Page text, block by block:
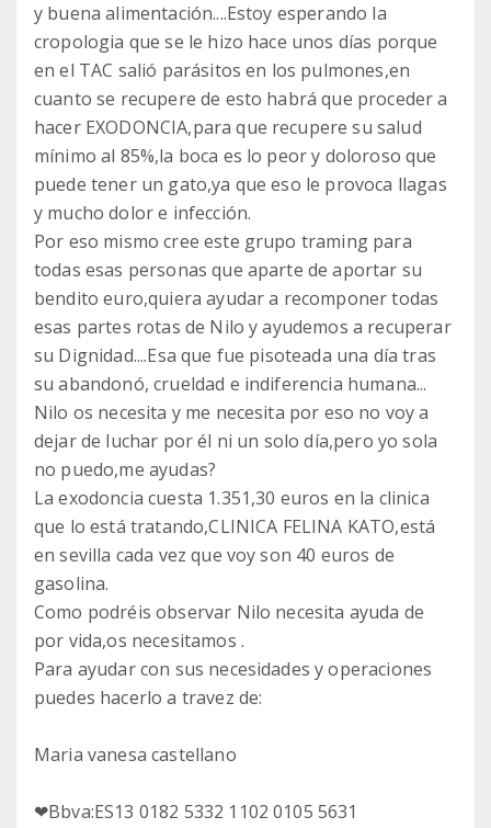
y buena alimentación....Estoy esperando la
cropologia que se le hizo hace unos días porque
en el TAC salió parásitos en los pulmones,en
cuanto se recupere de esto habrá que proceder a
hacer EXODONCIA,para que recupere su salud
mínimo al 85%,la boca es lo peor y doloroso que
puede tener un gato,ya que eso le provoca llagas
y mucho dolor e infección.
Por eso mismo cree este grupo traming para
todas esas personas que aparte de aportar su
bendito euro,quiera ayudar a recomponer todas
esas partes rotas de Nilo y ayudemos a recuperar
su Dignidad....Esa que fue pisoteada una día tras
su abandonó, crueldad e indiferencia humana...
Nilo os necesita y me necesita por eso no voy a
dejar de luchar por él ni un solo día,pero yo sola
no puedo,me ayudas?
La exodoncia cuesta 1.351,30 euros en la clinica
que lo está tratando,CLINICA FELINA KATO,está
en sevilla cada vez que voy son 40 euros de
gasolina.
Como podréis observar Nilo necesita ayuda de
por vida,os necesitamos .
Para ayudar con sus necesidades y operaciones
puedes hacerlo a travez de:
Maria vanesa castellano
❤Bbva:ES13 0182 5332 1102 0105 5631